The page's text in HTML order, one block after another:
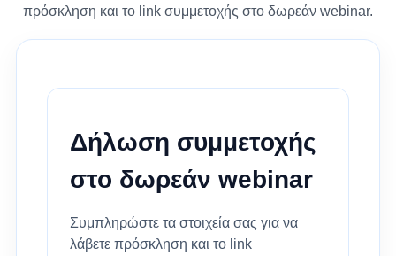
πρόσκληση και το link συμμετοχής στο δωρεάν webinar.
Δήλωση συμμετοχής
στο δωρεάν webinar
Συμπληρώστε τα στοιχεία σας για να
λάβετε πρόσκληση και το link